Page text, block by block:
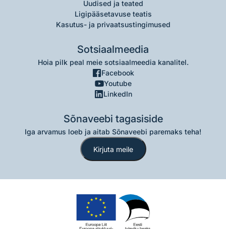
Uudised ja teated
Ligipääsetavuse teatis
Kasutus- ja privaatsustingimused
Sotsiaalmeedia
Hoia pilk peal meie sotsiaalmeedia kanalitel.
Facebook
Youtube
LinkedIn
Sõnaveebi tagasiside
Iga arvamus loeb ja aitab Sõnaveebi paremaks teha!
Kirjuta meile